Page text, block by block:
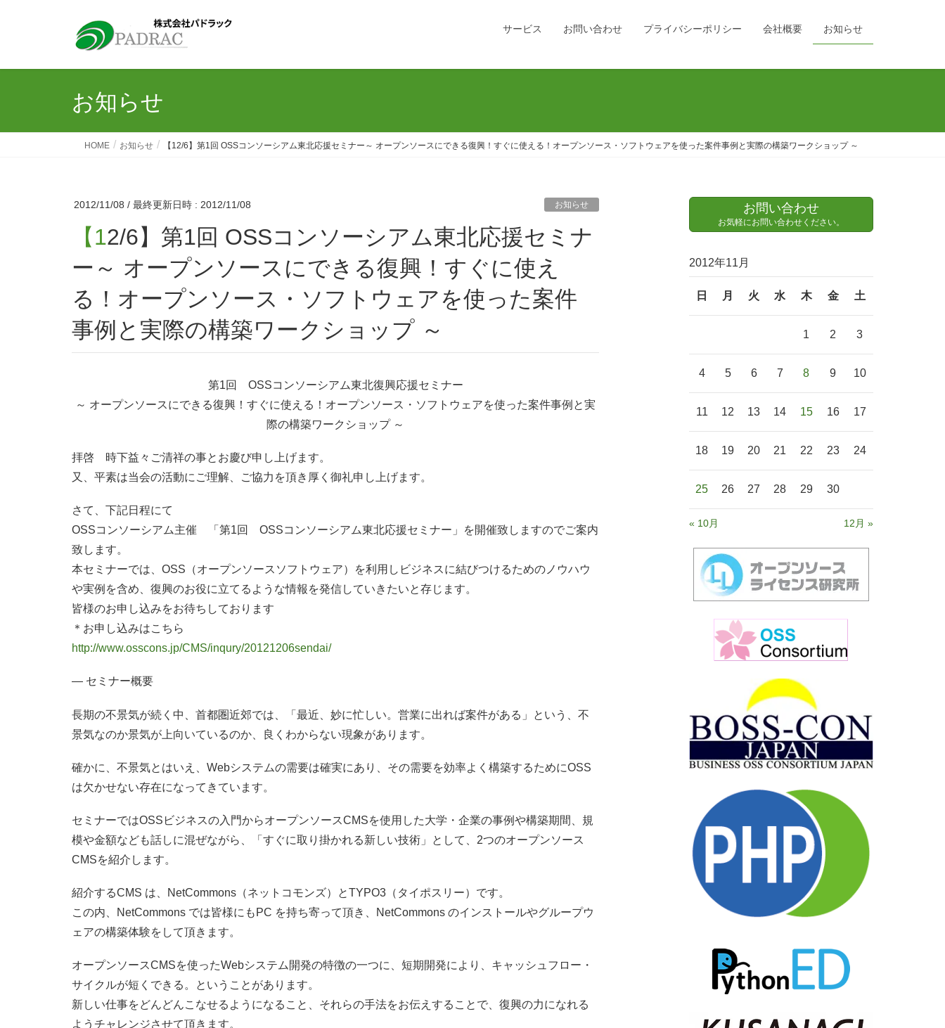
サービス お問い合わせ プライバシーポリシー 会社概要 お知らせ
お知らせ
HOME お知らせ 【12/6】第1回 OSSコンソーシアム東北応援セミナー～ オープンソースにできる復興！すぐに使える！オープンソース・ソフトウェアを使った案件事例と実際の構築ワークショップ ～
2012/11/08 / 最終更新日時 : 2012/11/08 お知らせ
【12/6】第1回 OSSコンソーシアム東北応援セミナ
ー～ オープンソースにできる復興！すぐに使え
る！オープンソース・ソフトウェアを使った案件
事例と実際の構築ワークショップ ～
第1回 OSSコンソーシアム東北復興応援セミナー
～ オープンソースにできる復興！すぐに使える！オープンソース・ソフトウェアを使った案件事例と実
際の構築ワークショップ ～
拝啓 時下益々ご清祥の事とお慶び申し上げます。
又、平素は当会の活動にご理解、ご協力を頂き厚く御礼申し上げます。
さて、下記日程にて
OSSコンソーシアム主催 「第1回 OSSコンソーシアム東北応援セミナー」を開催致しますのでご案内
致します。
本セミナーでは、OSS（オープンソースソフトウェア）を利用しビジネスに結びつけるためのノウハウ
や実例を含め、復興のお役に立てるような情報を発信していきたいと存じます。
皆様のお申し込みをお待ちしております
＊お申し込みはこちら
http://www.osscons.jp/CMS/inqury/20121206sendai/
— セミナー概要
長期の不景気が続く中、首都圏近郊では、「最近、妙に忙しい。営業に出れば案件がある」という、不
景気なのか景気が上向いているのか、良くわからない現象があります。
確かに、不景気とはいえ、Webシステムの需要は確実にあり、その需要を効率よく構築するためにOSS
は欠かせない存在になってきています。
セミナーではOSSビジネスの入門からオープンソースCMSを使用した大学・企業の事例や構築期間、規
模や金額なども話しに混ぜながら、「すぐに取り掛かれる新しい技術」として、2つのオープンソース
CMSを紹介します。
紹介するCMS は、NetCommons（ネットコモンズ）とTYPO3（タイポスリー）です。
この内、NetCommons では皆様にもPC を持ち寄って頂き、NetCommons のインストールやグループウ
ェアの構築体験をして頂きます。
オープンソースCMSを使ったWebシステム開発の特徴の一つに、短期開発により、キャッシュフロー・
サイクルが短くできる。ということがあります。
新しい仕事をどんどんこなせるようになること、それらの手法をお伝えすることで、復興の力になれる
ようチャレンジさせて頂きます。
お問い合わせ
お気軽にお問い合わせください。
2012年11月
日 月 火 水 木 金 土
1 2 3
4 5 6 7 8 9 10
11 12 13 14 15 16 17
18 19 20 21 22 23 24
25 26 27 28 29 30
« 10月 12月 »